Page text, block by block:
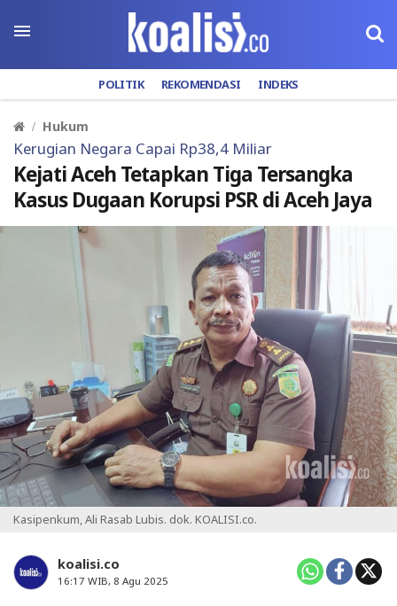
POLITIK REKOMENDASI INDEKS
Hukum
Kerugian Negara Capai Rp38,4 Miliar
Kejati Aceh Tetapkan Tiga Tersangka
Kasus Dugaan Korupsi PSR di Aceh Jaya
Kasipenkum, Ali Rasab Lubis. dok. KOALISI.co.
koalisi.co
16:17 WIB, 8 Agu 2025